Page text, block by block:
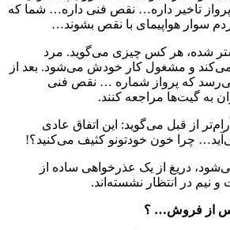
تاخیر داره… نقص فنی داره… شما که
سوار هواپیمای با نقص بشوند…
شده، هر کس چیزی می‌گوید. مرد
و مشغول کار خودش می‌شود. بعد از
که پرواز شماره … نقص فنی
گیت‌ها مراجعه کنند.
از قبل می‌گوید: این اتفاق عادی
چرا خون خودتونو کثیف می‌کنید؟!
دریغ از یک عذرخواهی ساده از
نیم در انتظار نشسته‌اند.
پس از فروش… ؟